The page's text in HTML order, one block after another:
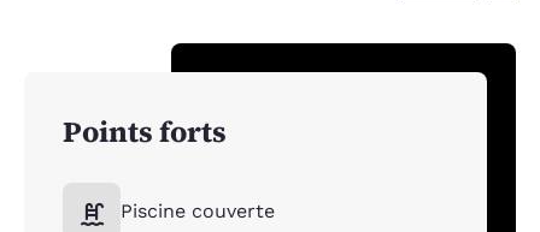
Points forts
Piscine couverte